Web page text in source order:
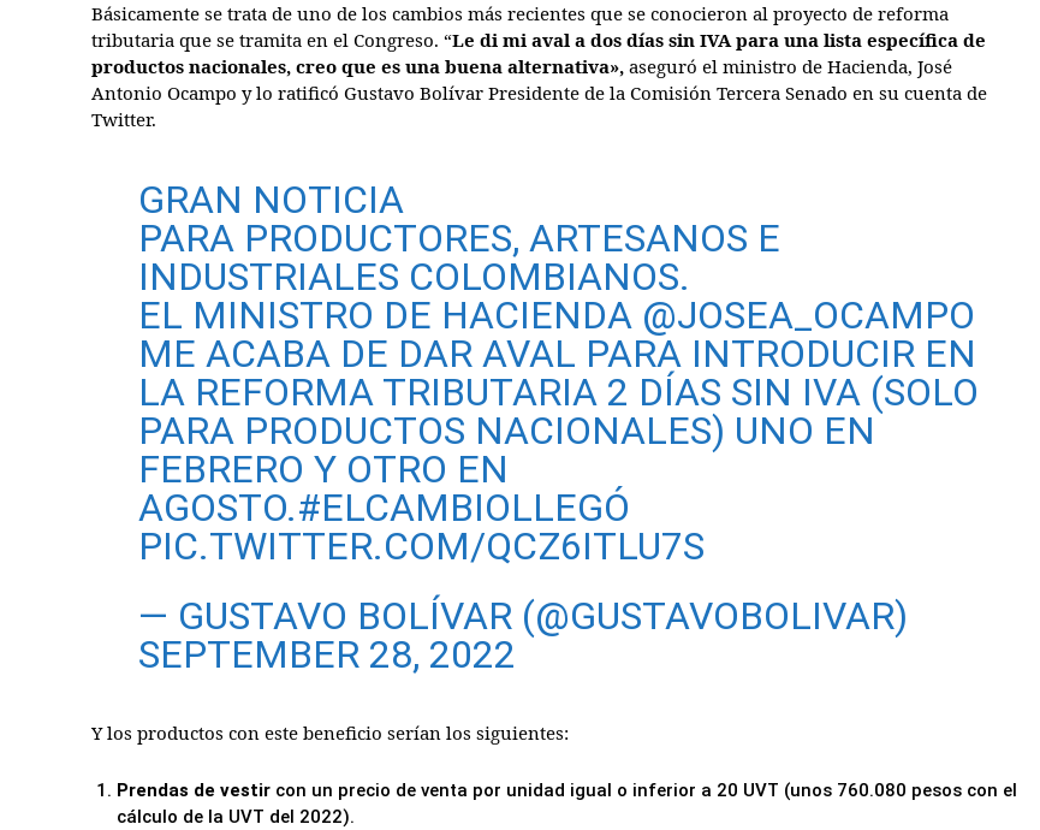
Básicamente se trata de uno de los cambios más recientes que se conocieron al proyecto de reforma
tributaria que se tramita en el Congreso. “Le di mi aval a dos días sin IVA para una lista específica de
productos nacionales, creo que es una buena alternativa», aseguró el ministro de Hacienda, José
Antonio Ocampo y lo ratificó Gustavo Bolívar Presidente de la Comisión Tercera Senado en su cuenta de
Twitter.
GRAN NOTICIA
PARA PRODUCTORES, ARTESANOS E
INDUSTRIALES COLOMBIANOS.
EL MINISTRO DE HACIENDA @JOSEA_OCAMPO
ME ACABA DE DAR AVAL PARA INTRODUCIR EN
LA REFORMA TRIBUTARIA 2 DÍAS SIN IVA (SOLO
PARA PRODUCTOS NACIONALES) UNO EN
FEBRERO Y OTRO EN
AGOSTO.#ELCAMBIOLLEGÓ
PIC.TWITTER.COM/QCZ6ITLU7S
— GUSTAVO BOLÍVAR (@GUSTAVOBOLIVAR)
SEPTEMBER 28, 2022
Y los productos con este beneficio serían los siguientes:
Prendas de vestir con un precio de venta por unidad igual o inferior a 20 UVT (unos 760.080 pesos con el
cálculo de la UVT del 2022).